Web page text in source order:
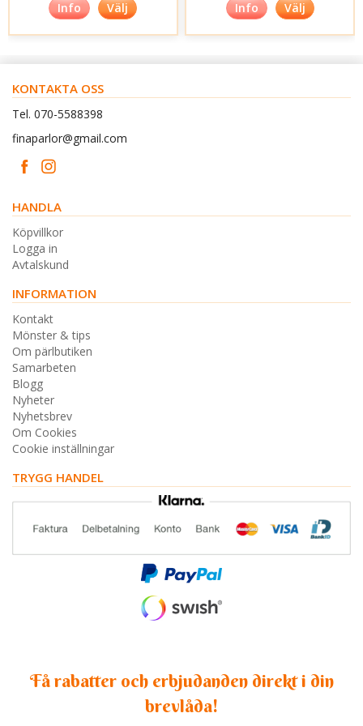
Info Välj Info Välj
KONTAKTA OSS
Tel. 070-5588398
finaparlor@gmail.com
HANDLA
Köpvillkor
Logga in
Avtalskund
INFORMATION
Kontakt
Mönster & tips
Om pärlbutiken
Samarbeten
Blogg
Nyheter
Nyhetsbrev
Om Cookies
Cookie inställningar
TRYGG HANDEL
Få rabatter och erbjudanden direkt i din
brevlåda!